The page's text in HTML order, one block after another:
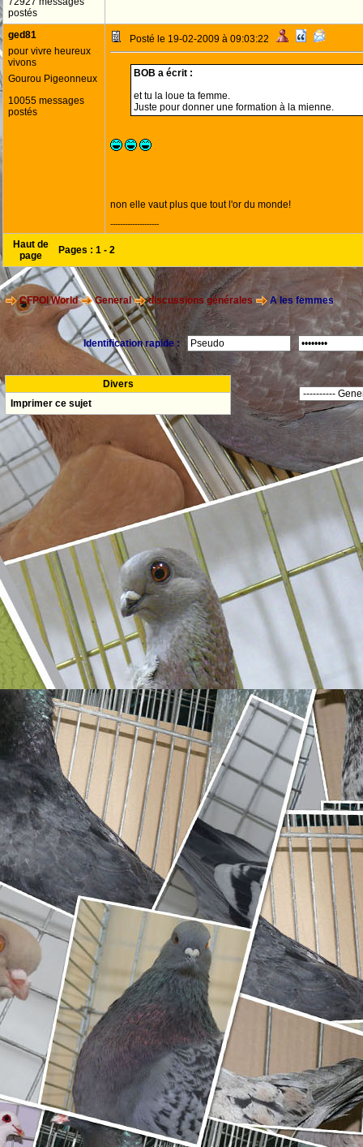
postés
ged81
pour vivre heureux
vivons
Gourou Pigeonneux
10055 messages
postés
Posté le 19-02-2009 à 09:03:22
BOB a écrit :
et tu la loue ta femme.
Juste pour donner une formation à la mienne.
non elle vaut plus que tout l'or du monde!
--------------------
Haut de
page
Pages : 1 - 2
CFPOI World General discussions générales A les femmes
Identification rapide :
Divers
Imprimer ce sujet